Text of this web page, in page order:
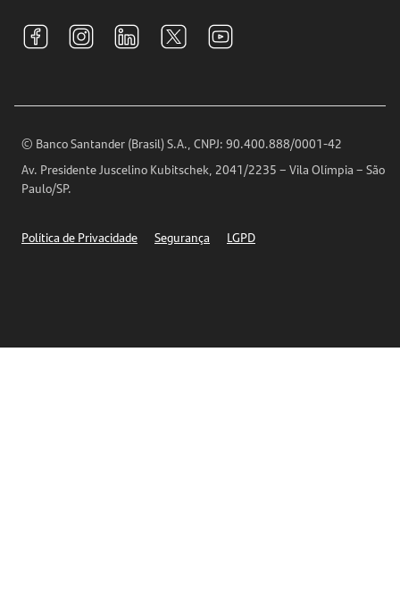
Relações com Investidores
S.A.C
Encontre nossas agências
Horários de Atendimento
Telefones
© Banco Santander (Brasil) S.A., CNPJ: 90.400.888/0001-42
Av. Presidente Juscelino Kubitschek, 2041/2235 – Vila Olímpia – São
Paulo/SP.
Política de Privacidade Segurança LGPD